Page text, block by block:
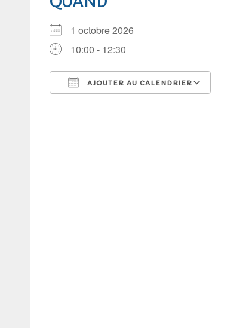
1 octobre 2026
10:00 - 12:30
AJOUTER AU CALENDRIER